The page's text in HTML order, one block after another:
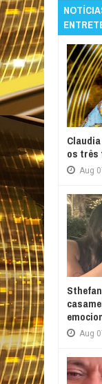
os três
Aug
Aug